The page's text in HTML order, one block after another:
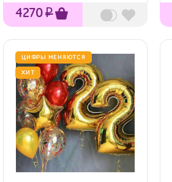
4270₽
ЦИФРЫ МЕНЯЮТСЯ
ХИТ